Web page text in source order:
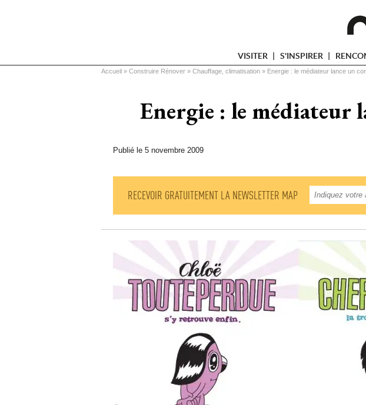
VISITER S'INSPIRER
Vous êtes ici
Accueil » Construire Rénover » Chauffage, climatisation » Energie : le médiateur lance un
Energie : le médiateur
Publié le 5 novembre 2009
RECEVOIR GRATUITEMENT LA NEWSLETTER MAP